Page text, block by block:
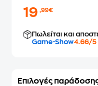
19,99€
Πωλείται και
Game-Show4.66/5
Επιλογές